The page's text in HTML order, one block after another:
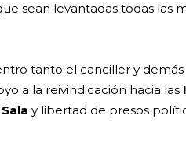
sean levantadas todas las
tanto el canciller y
a la reivindicación hacia las
y libertad de presos